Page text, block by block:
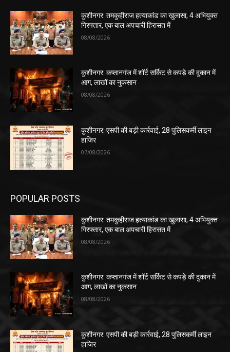
कुशीनगर: तमकुहीराज हत्याकांड का खुलासा, 4 अभियुक्त
गिरफ्तार, एक बाल अपचारी हिरासत में
08/08/2026
कुशीनगर: कप्तानगंज में शॉर्ट सर्किट से कपड़े की दुकान में
आग, लाखों का नुकसान
08/08/2026
कुशीनगर: एसपी की बड़ी कार्रवाई, 28 पुलिसकर्मी लाइन
हाजिर
07/08/2026
POPULAR POSTS
कुशीनगर: तमकुहीराज हत्याकांड का खुलासा, 4 अभियुक्त
गिरफ्तार, एक बाल अपचारी हिरासत में
08/08/2026
कुशीनगर: कप्तानगंज में शॉर्ट सर्किट से कपड़े की दुकान में
आग, लाखों का नुकसान
08/08/2026
कुशीनगर: एसपी की बड़ी कार्रवाई, 28 पुलिसकर्मी लाइन
हाजिर